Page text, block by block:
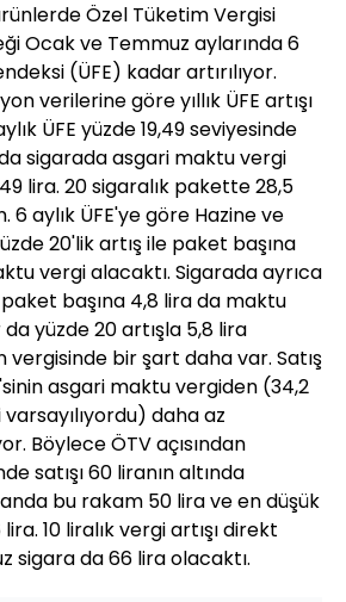
Özel Tüketim Vergisi
Ocak ve Temmuz aylarında 6
(ÜFE) kadar artırılıyor.
verilerine göre yıllık ÜFE artışı
ÜFE yüzde 19,49 seviyesinde
sigarada asgari maktu vergi
lira. 20 sigaralık pakette 28,5
6 aylık ÜFE'ye göre Hazine ve
20'lik artış ile paket başına
vergi alacaktı. Sigarada ayrıca
başına 4,8 lira da maktu
yüzde 20 artışla 5,8 lira
vergisinde bir şart daha var. Satış
asgari maktu vergiden (34,2
daha az
Böylece ÖTV açısından
satışı 60 liranın altında
bu rakam 50 lira ve en düşük
10 liralık vergi artışı direkt
sigara da 66 lira olacaktı.